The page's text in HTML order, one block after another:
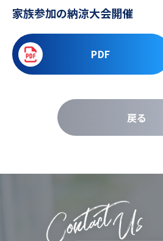
家族参加の納涼大会開催
PDF
戻る